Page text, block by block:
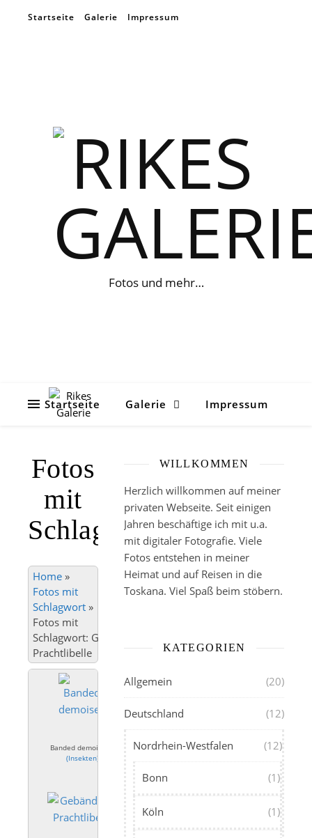
Startseite Galerie Impressum
Fotos und mehr…
Startseite Galerie Impressum
Fotos
mit
Schlagwort
Home »
Fotos mit
Schlagwort »
Fotos mit
Schlagwort: Gebänderte
Prachtlibelle
Banded demoiselle
(Insekten)
WILLKOMMEN
Herzlich willkommen auf meiner
privaten Webseite. Seit einigen
Jahren beschäftige ich mit u.a.
mit digitaler Fotografie. Viele
Fotos entstehen in meiner
Heimat und auf Reisen in die
Toskana. Viel Spaß beim stöbern.
KATEGORIEN
Allgemein (20)
Deutschland (12)
Nordrhein-Westfalen (12)
Bonn (1)
Köln (1)